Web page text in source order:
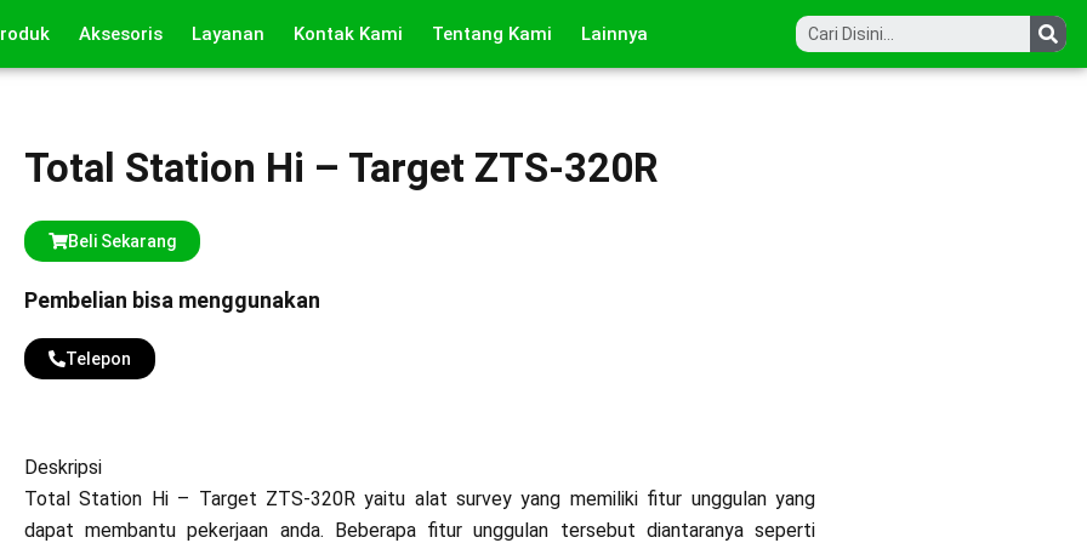
Aksesoris Layanan Kontak Kami Tentang Kami Lainnya
Total Station Hi – Target ZTS-320R
Beli Sekarang
Pembelian bisa menggunakan
Telepon
Deskripsi
Total Station Hi – Target ZTS-320R yaitu alat survey yang memiliki fitur unggulan yang
dapat membantu pekerjaan anda. Beberapa fitur unggulan tersebut diantaranya seperti